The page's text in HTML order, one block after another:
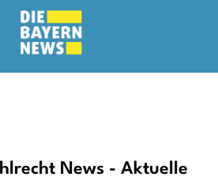
News - Aktuelle